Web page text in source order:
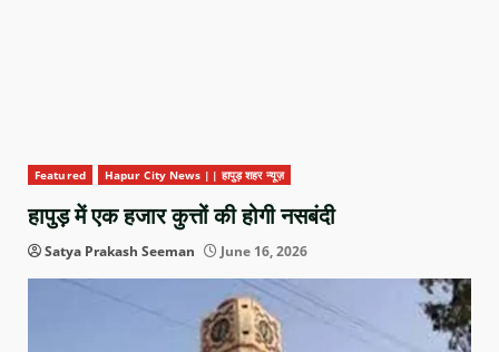
Featured Hapur City News || हापुड़ शहर न्यूज़
हापुड़ में एक हजार कुत्तों की होगी नसबंदी
Satya Prakash Seeman June 16, 2026